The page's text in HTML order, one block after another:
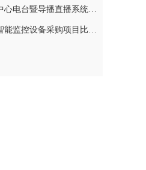
关于安乡县融媒体中心电台暨导播直播系统建设项目公开询价公告
安乡县教育局校车智能监控设备采购项目比选公告